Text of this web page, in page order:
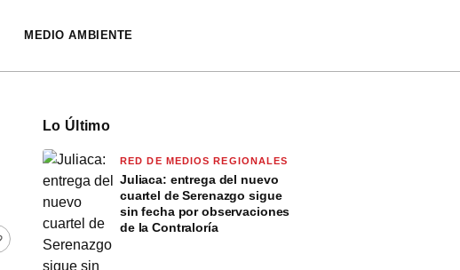
MEDIO AMBIENTE
Lo Último
RED DE MEDIOS REGIONALES
Juliaca: entrega del nuevo
cuartel de Serenazgo sigue
sin fecha por observaciones
de la Contraloría